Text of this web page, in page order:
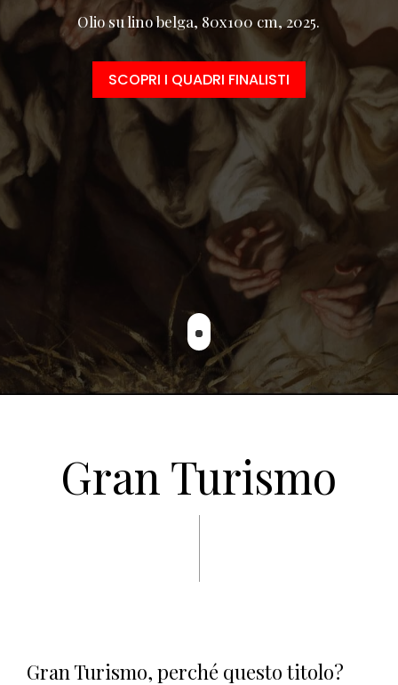
SCOPRI I QUADRI FINALISTI
Olio su lino belga, 80x100 cm, 2025.
Gran Turismo
Gran Turismo, perché questo titolo?